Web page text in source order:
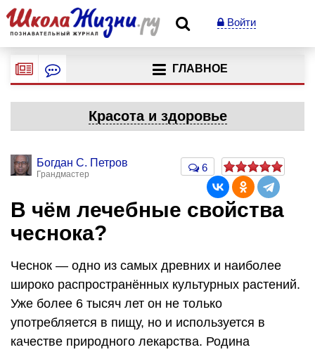
Войти
ГЛАВНОЕ
Красота и здоровье
Богдан С. Петров
Грандмастер
6
В чём лечебные свойства
чеснока?
Чеснок — одно из самых древних и наиболее
широко распространённых культурных растений.
Уже более 6 тысяч лет он не только
употребляется в пищу, но и используется в
качестве природного лекарства. Родина